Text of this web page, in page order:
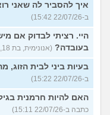
איך להסביר לה שאני
ב-22/07/26 15:42)
היי. רציתי לבדוק אם
בעובדה? (אנונימית, בת 18, כתבה ב-22/07/26 15:31)
בעיות ביני לבית הזוג,
ב-22/07/26 15:22)
האם להיות חרמנית
כתבה ב-22/07/26 15:11)